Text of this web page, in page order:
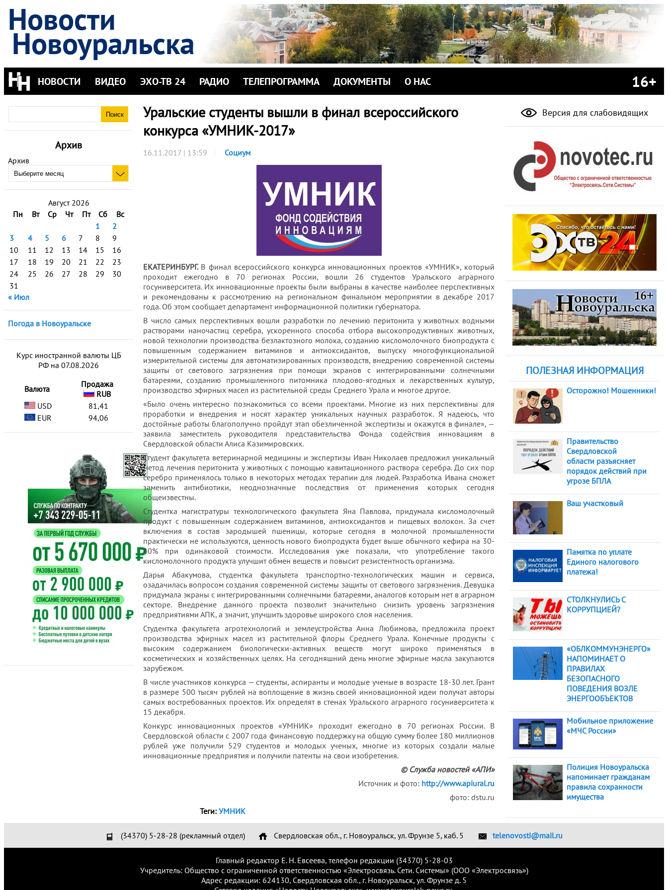
Новости
Новоуральска
НОВОСТИ ВИДЕО ЭХО-ТВ 24 РАДИО ТЕЛЕПРОГРАММА ДОКУМЕНТЫ О НАС 16+
Архив
Архив
Август 2026
Пн
Вт Ср Чт Пт Сб
Вс
1
2
3
4 5 6 7 8
9
10
11 12 13 14 15
16
17
18 19 20 21 22
23
24
25 26 27 28 29
30
31
« Июл
Погода в Новоуральске
Курс иностранной валюты ЦБ
РФ на 07.08.2026
Валюта
Продажа
RUB
USD
81,41
EUR
94,06
Уральские студенты вышли в финал всероссийского
конкурса «УМНИК-2017»
16.11.2017 | 13:59 Социум
ЕКАТЕРИНБУРГ. В финал всероссийского конкурса инновационных проектов «УМНИК», который
проходит ежегодно в 70 регионах России, вошли 26 студентов Уральского аграрного
госуниверситета. Их инновационные проекты были выбраны в качестве наиболее перспективных
и рекомендованы к рассмотрению на региональном финальном мероприятии в декабре 2017
года. Об этом сообщает департамент информационной политики губернатора.
В число самых перспективных вошли разработки по лечению перитонита у животных водными
растворами наночастиц серебра, ускоренного способа отбора высокопродуктивных животных,
новой технологии производства безлактозного молока, созданию кисломолочного биопродукта с
повышенным содержанием витаминов и антиоксидантов, выпуску многофункциональной
измерительной системы для автоматизированных производств, внедрению современной системы
защиты от светового загрязнения при помощи экранов с интегрированными солнечными
батареями, созданию промышленного питомника плодово-ягодных и лекарственных культур,
производство эфирных масел из растительной среды Среднего Урала и многое другое.
«Было очень интересно познакомиться со всеми проектами. Многие из них перспективны для
проработки и внедрения и носят характер уникальных научных разработок. Я надеюсь, что
достойные работы благополучно пройдут этап обезличенной экспертизы и окажутся в финале», —
заявила заместитель руководителя представительства Фонда содействия инновациям в
Свердловской области Алиса Казимировских.
Студент факультета ветеринарной медицины и экспертизы Иван Николаев предложил уникальный
метод лечения перитонита у животных с помощью кавитационного раствора серебра. До сих пор
серебро применялось только в некоторых методах терапии для людей. Разработка Ивана сможет
заменить антибиотики, неоднозначные последствия от применения которых сегодня
общеизвестны.
Студентка магистратуры технологического факультета Яна Павлова, придумала кисломолочный
продукт с повышенным содержанием витаминов, антиоксидантов и пищевых волокон. За счет
включения в состав зародышей пшеницы, которые сегодня в молочной промышленности
практически не используются, ценность нового биопродукта будет выше обычного кефира на 30-
40% при одинаковой стоимости. Исследования уже показали, что употребление такого
кисломолочного продукта улучшит обмен веществ и повысит резистентность организма.
Дарья Абакумова, студентка факультета транспортно-технологических машин и сервиса,
озадачилась вопросом создания современной системы защиты от светового загрязнения. Девушка
придумала экраны с интегрированными солнечными батареями, аналогов которым нет в аграрном
секторе. Внедрение данного проекта позволит значительно снизить уровень загрязнения
предприятиями АПК, а значит, улучшить здоровье широкого слоя населения.
Студентка факультета агротехнологий и землеустройства Анна Любимова, предложила проект
производства эфирных масел из растительной флоры Среднего Урала. Конечные продукты с
высоким содержанием биологически-активных веществ могут широко применяться в
косметических и хозяйственных целях. На сегодняшний день многие эфирные масла закупаются
зарубежом.
В числе участников конкурса — студенты, аспиранты и молодые ученые в возрасте 18-30 лет. Грант
в размере 500 тысяч рублей на воплощение в жизнь своей инновационной идеи получат авторы
самых востребованных проектов. Их определят в стенах Уральского аграрного госуниверситета к
15 декабря.
Конкурс инновационных проектов «УМНИК» проходит ежегодно в 70 регионах России. В
Свердловской области с 2007 года финансовую поддержку на общую сумму более 180 миллионов
рублей уже получили 529 студентов и молодых ученых, многие из которых создали малые
инновационные предприятия и получили патенты на свои изобретения.
© Служба новостей «АПИ»
Источник и фото: http://www.apiural.ru
фото: dstu.ru
Теги: УМНИК
Версия для слабовидящих
ПОЛЕЗНАЯ ИНФОРМАЦИЯ
Осторожно! Мошенники!
Правительство
Свердловской
области разъясняет
порядок действий при
угрозе БПЛА
Ваш участковый
Памятка по уплате
Единого налогового
платежа!
СТОЛКНУЛИСЬ С
КОРРУПЦИЕЙ?
«ОБЛКОММУНЭНЕРГО»
НАПОМИНАЕТ О
ПРАВИЛАХ
БЕЗОПАСНОГО
ПОВЕДЕНИЯ ВОЗЛЕ
ЭНЕРГООБЪЕКТОВ
Мобильное приложение
«МЧС России»
Полиция Новоуральска
напоминает гражданам
правила сохранности
имущества
(34370) 5-28-28 (рекламный отдел) Свердловская обл., г. Новоуральск, ул. Фрунзе 5, каб. 5 telenovosti@mail.ru
Главный редактор Е. Н. Евсеева, телефон редакции (34370) 5-28-03
Учредитель: Общество с ограниченной ответственностью «Электросвязь. Сети. Системы» (ООО «Электросвязь»)
Адрес редакции: 624130, Свердловская обл., г. Новоуральск, ул. Фрунзе д. 5